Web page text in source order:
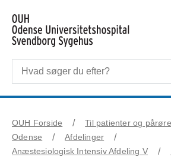
OUH Forside
Til patienter og
Odense
Afdelinger
Anæstesiologisk Intensiv Afdeling V